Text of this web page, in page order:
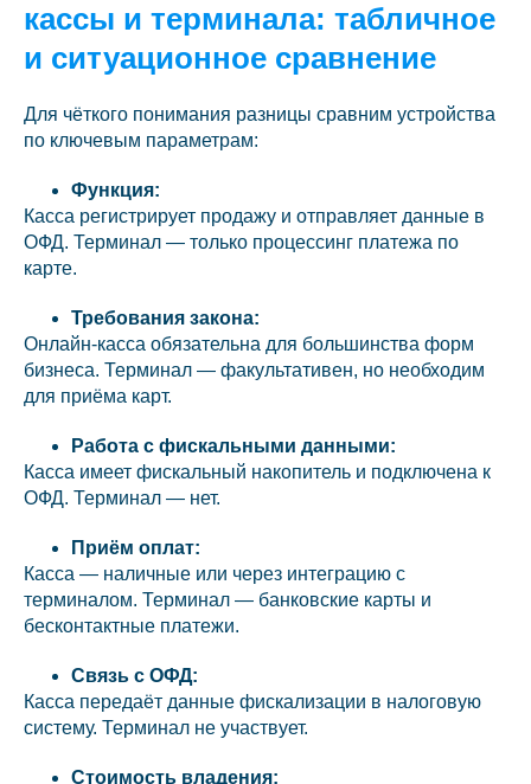
кассы и терминала: табличное
и ситуационное сравнение
Для чёткого понимания разницы сравним устройства
по ключевым параметрам:
Функция:
Касса регистрирует продажу и отправляет данные в
ОФД. Терминал — только процессинг платежа по
карте.
Требования закона:
Онлайн-касса обязательна для большинства форм
бизнеса. Терминал — факультативен, но необходим
для приёма карт.
Работа с фискальными данными:
Касса имеет фискальный накопитель и подключена к
ОФД. Терминал — нет.
Приём оплат:
Касса — наличные или через интеграцию с
терминалом. Терминал — банковские карты и
бесконтактные платежи.
Связь с ОФД:
Касса передаёт данные фискализации в налоговую
систему. Терминал не участвует.
Стоимость владения: